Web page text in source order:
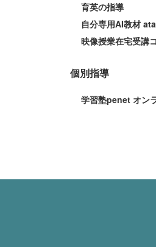
育英の指導
自分専用AI教材
映像授業在宅受講
個別指導
学習塾penet オン